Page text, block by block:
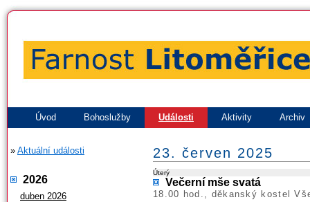
Úvod Bohoslužby Události Aktivity Archiv
» Aktuální události
2026
duben 2026
23. červen 2025
Úterý
Večerní mše svatá
18.00 hod., děkanský kostel